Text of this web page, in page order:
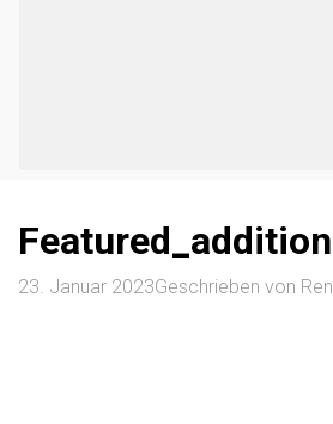
23. Januar 2023Geschrieben von